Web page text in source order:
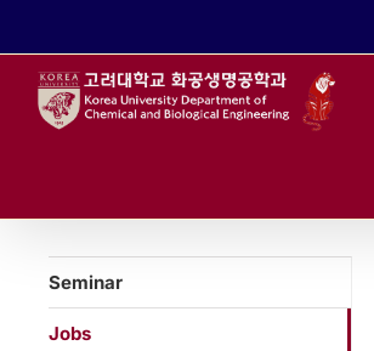
Seminar
Jobs